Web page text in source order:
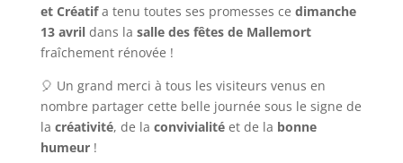
et Créatifa tenu toutes ses promesses ce dimanche
13 avrildans la salle des fêtes de Mallemort
fraîchement rénovée !
🎈 Un grand merci à tous les visiteurs venus en
nombre partager cette belle journée sous le signe de
la créativité, de la convivialitéet de la bonne
humeur!